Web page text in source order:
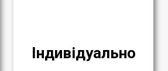
Індивідуально